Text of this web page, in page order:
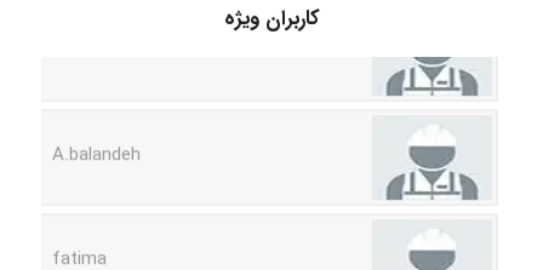
کاربران ویژه